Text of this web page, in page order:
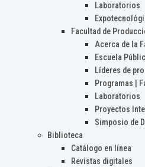
Laboratorios
Facultad de
Acerca de la
Escuela
Líderes de
Programas |
Laboratorios
Proyectos
Simposio de
Biblioteca
Catálogo en línea
Revistas digitales